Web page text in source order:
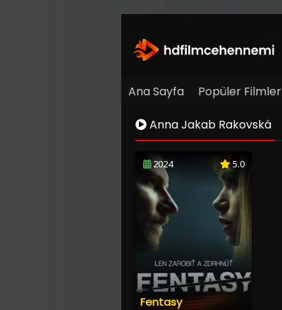
Ana Sayfa Popüler Filmler
Anna Jakab Rakovská
2024 5.0
Fentasy